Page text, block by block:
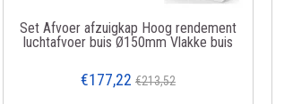
Set Afvoer afzuigkap Hoog rendement
luchtafvoer buis Ø150mm Vlakke buis
€177,22 €213,52